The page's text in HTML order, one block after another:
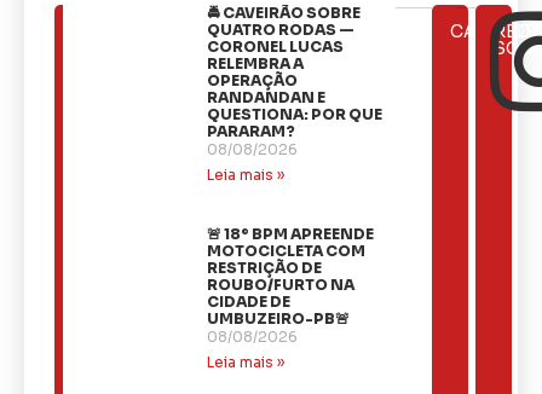
🚔 CAVEIRÃO SOBRE
QUATRO RODAS —
CORONEL LUCAS
RELEMBRA A
OPERAÇÃO
RANDANDAN E
QUESTIONA: POR QUE
PARARAM?
08/08/2026
Leia mais »
🚨 18º BPM APREENDE
MOTOCICLETA COM
RESTRIÇÃO DE
ROUBO/FURTO NA
CIDADE DE
UMBUZEIRO-PB🚨
08/08/2026
Leia mais »